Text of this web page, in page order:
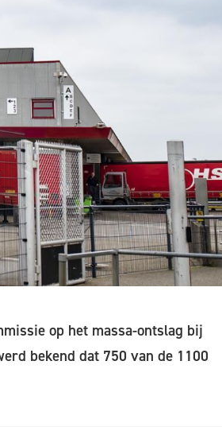
op het massa-ontslag bij
bekend dat 750 van de 1100